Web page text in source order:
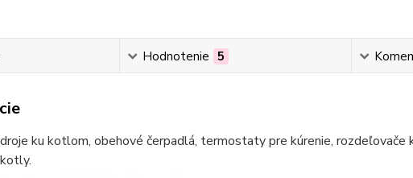
Hodnotenie 5
ku kotlom, obehové čerpadlá, termostaty pre kúrenie, rozdeľovače